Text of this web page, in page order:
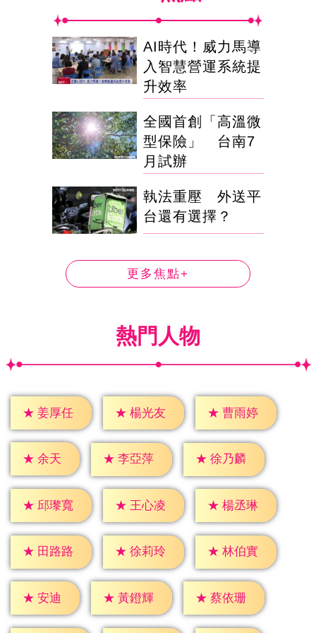
AI時代！威力馬導
入智慧營運系統提
升效率
全國首創「高溫微
型保險」 台南7
月試辦
執法重壓 外送平
台還有選擇？
更多焦點+
熱門人物
★ 姜厚任 ★ 楊光友 ★ 曹雨婷
★ 余天 ★ 李亞萍 ★ 徐乃麟
★ 邱瓈寬 ★ 王心凌 ★ 楊丞琳
★ 田路路 ★ 徐莉玲 ★ 林伯實
★ 安迪 ★ 黃鐙輝 ★ 蔡依珊